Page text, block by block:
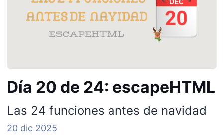
Día 20 de 24: escapeHTML
Las 24 funciones antes de navidad
20 dic 2025